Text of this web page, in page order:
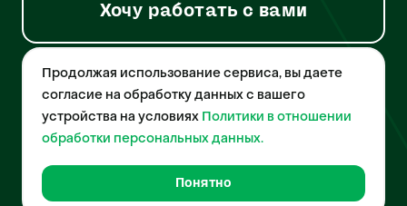
Хочу работать с вами
© 2026 Pet-Yes. ООО «Биржа домашних животных «Пет-Ес»
осуществляет деятельность в области информационных
технологий, деятельность по разработке и эксплуатации
собственного программного обеспечения, деятельность
порталов в информационно-коммуникационной сети Интернет и
домашних животных», свидетельство о регистрации
№2021612018 от 10 февраля 2021 года.
Продолжая использование сервиса, вы даете
согласие на обработку данных с вашего
устройства на условиях Политики в отношении
обработки персональных данных.
Понятно